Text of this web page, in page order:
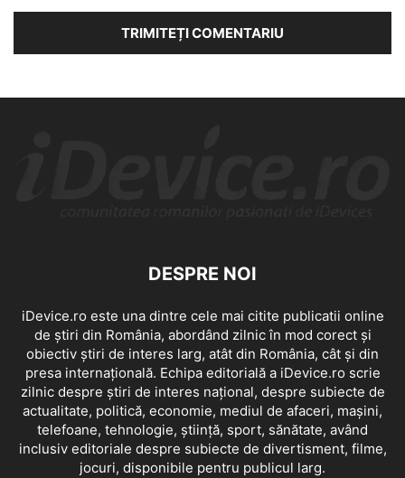
DESPRE NOI
iDevice.ro este una dintre cele mai citite publicatii online
de știri din România, abordând zilnic în mod corect și
obiectiv știri de interes larg, atât din România, cât și din
presa internațională. Echipa editorială a iDevice.ro scrie
zilnic despre știri de interes național, despre subiecte de
actualitate, politică, economie, mediul de afaceri, mașini,
telefoane, tehnologie, știință, sport, sănătate, având
inclusiv editoriale despre subiecte de divertisment, filme,
jocuri, disponibile pentru publicul larg.